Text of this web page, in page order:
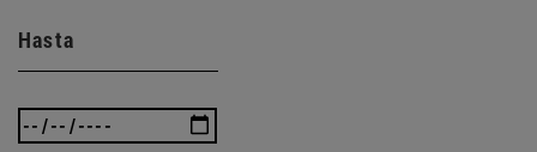
Hasta